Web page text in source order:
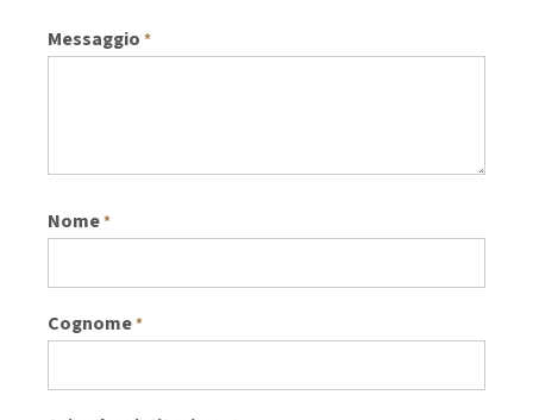
Messaggio *
Nome*
Cognome*